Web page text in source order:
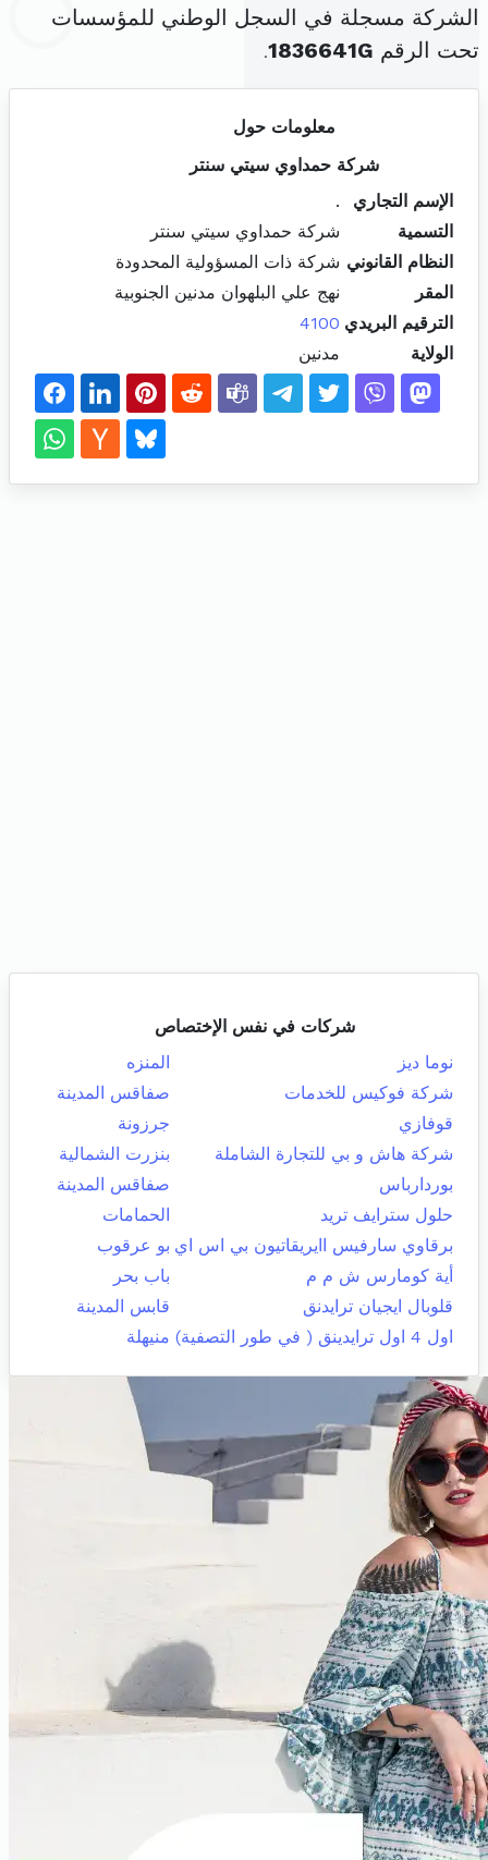
الشركة مسجلة في السجل الوطني للمؤسسات
تحت الرقم 1836641G
.
معلومات حول
شركة حمداوي سيتي سنتر
الإسم التجاري
.
التسمية
شركة حمداوي سيتي سنتر
النظام القانوني شركة ذات المسؤولية المحدودة
المقر
نهج علي البلهوان مدنين الجنوبية
الترقيم البريدي 4100
الولاية
مدنين
شركات في نفس الإختصاص
نوما ديز
المنزه
شركة فوكيس للخدمات
صفاقس المدينة
قوفازي
جرزونة
شركة هاش و بي للتجارة الشاملة
بنزرت الشمالية
بوردارباس
صفاقس المدينة
حلول سترايف تريد
الحمامات
برقاوي سارفيس اايريقاتيون بي اس اي بو عرقوب
أية كومارس ش م م
باب بحر
قلوبال ايجيان ترايدنق
قابس المدينة
اول 4 اول ترايدينق ( في طور التصفية)
منيهلة